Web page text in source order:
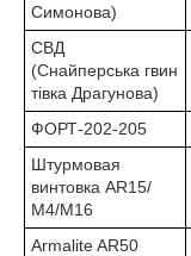
Симонова)
СВД
(Снайперська гвин
тівка Драгунова)
ФОРТ-202-205
Штурмовая
винтовка AR15/
М4/М16
Armalite AR50